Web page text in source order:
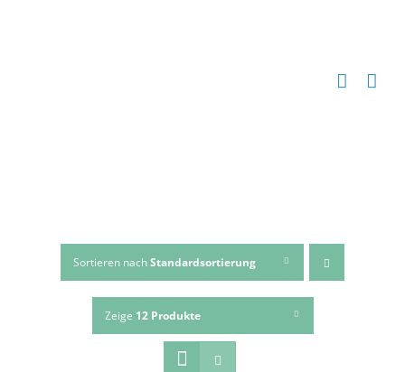
Sortieren nachStandardsortierung
Zeige 12 Produkte